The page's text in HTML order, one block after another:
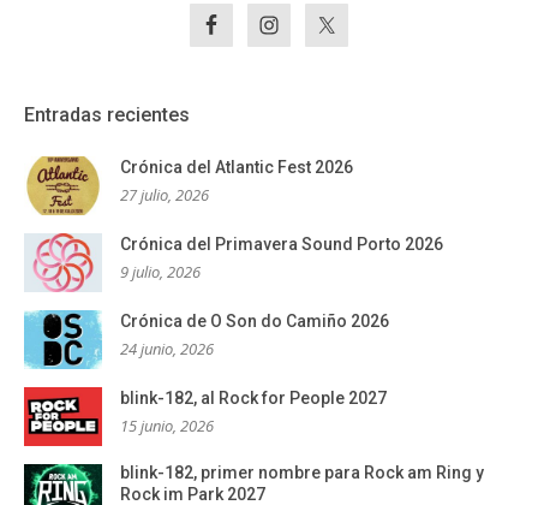
Entradas recientes
Crónica del Atlantic Fest 2026
27 julio, 2026
Crónica del Primavera Sound Porto 2026
9 julio, 2026
Crónica de O Son do Camiño 2026
24 junio, 2026
blink-182, al Rock for People 2027
15 junio, 2026
blink-182, primer nombre para Rock am Ring y
Rock im Park 2027